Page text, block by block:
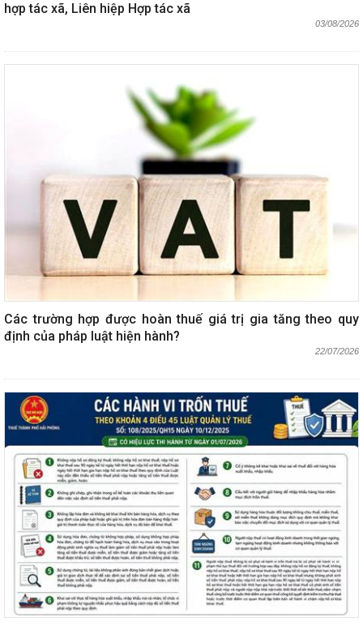
hợp tác xã, Liên hiệp Hợp tác xã
03/08/2026
Các trường hợp được hoàn thuế giá trị gia tăng theo quy
định của pháp luật hiện hành?
22/07/2026